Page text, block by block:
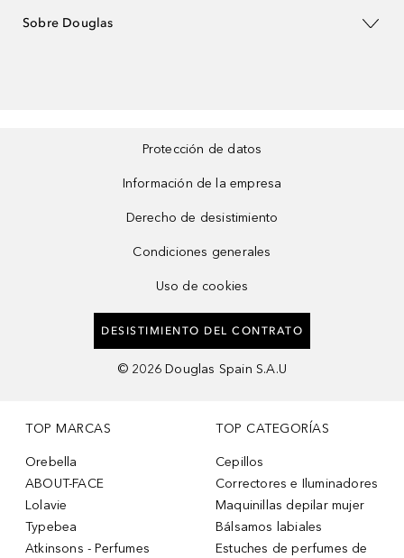
Sobre Douglas
Protección de datos
Información de la empresa
Derecho de desistimiento
Condiciones generales
Uso de cookies
DESISTIMIENTO DEL CONTRATO
© 2026 Douglas Spain S.A.U
TOP MARCAS
Orebella
ABOUT-FACE
Lolavie
Typebea
Atkinsons - Perfumes
TOP CATEGORÍAS
Cepillos
Correctores e Iluminadores
Maquinillas depilar mujer
Bálsamos labiales
Estuches de perfumes de